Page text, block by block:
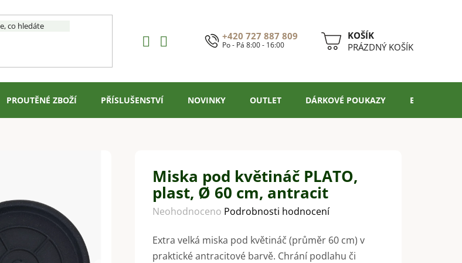
+420 727 887 809
Po - Pá 8:00 - 16:00
NÁKUPNÍPRÁZDNÝ KOŠÍK
PROUTĚNÉ ZBOŽÍ PŘÍSLUŠENSTVÍ NOVINKY OUTLET DÁRKOVÉ POUKAZY BLOG
Miska pod květináč PLATO,
plast, Ø 60 cm, antracit
Průměrné
produktu
je
Neohodnoceno Podrobnosti hodnocení
Extra velká miska pod květináč (průměr 60 cm) v
praktické antracitové barvě. Chrání podlahu či